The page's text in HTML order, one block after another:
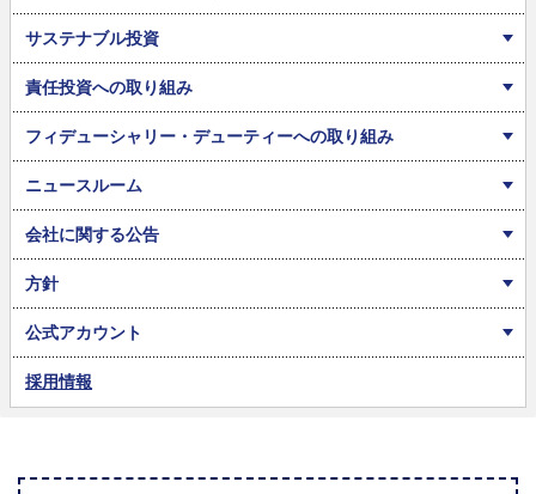
サステナブル投資
責任投資への取り組み
フィデューシャリー・デューティーへの取り組み
ニュースルーム
会社に関する公告
方針
公式アカウント
採用情報